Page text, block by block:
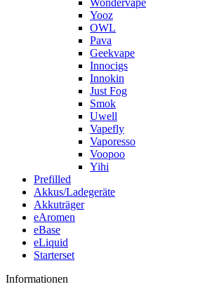
Wondervape
Yooz
OWL
Pava
Geekvape
Innocigs
Innokin
Just Fog
Smok
Uwell
Vapefly
Vaporesso
Voopoo
Yihi
Prefilled
Akkus/Ladegeräte
Akkuträger
eAromen
eBase
eLiquid
Starterset
Informationen